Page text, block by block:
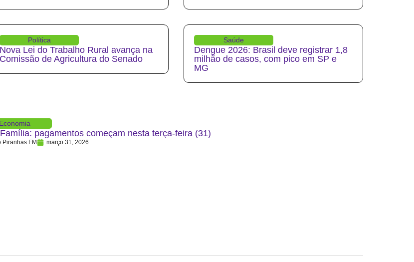
Política
Nova Lei do Trabalho Rural avança na
Comissão de Agricultura do Senado
Saúde
Dengue 2026: Brasil deve registrar 1,8
milhão de casos, com pico em SP e
MG
Economia
pagamentos começam nesta terça-feira (31)
Piranhas FM março 31, 2026